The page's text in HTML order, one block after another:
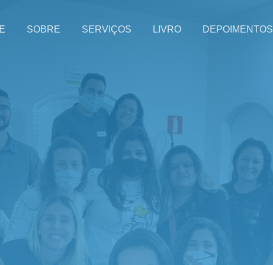
SOBRE SERVIÇOS LIVRO DEPOIMENTOS